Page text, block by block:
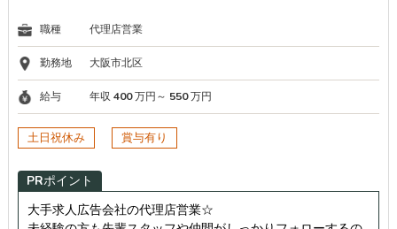
職種 代理店営業
勤務地 大阪市北区
給与 年収 400 万円～ 550 万円
土日祝休み 賞与有り
PRポイント
大手求人広告会社の代理店営業☆